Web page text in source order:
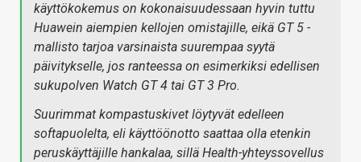
käyttökokemus on kokonaisuudessaan hyvin tuttu
Huawein aiempien kellojen omistajille, eikä GT 5 -
mallisto tarjoa varsinaista suurempaa syytä
päivitykselle, jos ranteessa on esimerkiksi edellisen
sukupolven Watch GT 4 tai GT 3 Pro.
Suurimmat kompastuskivet löytyvät edelleen
softapuolelta, eli käyttöönotto saattaa olla etenkin
peruskäyttäjille hankalaa, sillä Health-yhteyssovellus